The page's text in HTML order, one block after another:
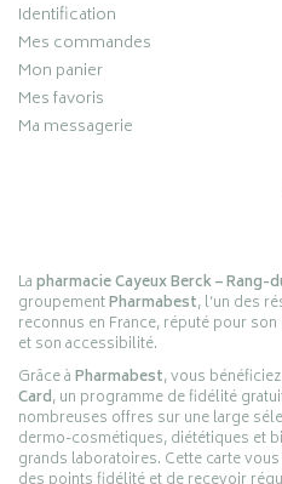
Identification
Mes commandes
Mon panier
Mes favoris
Ma messagerie
Lapharmacie Cayeux Berck – Rang-
groupementPharmabest, l’un des
reconnus en France, réputé pour
et son accessibilité.
Grâce àPharmabest, vous
Card, un programme de fidélité
nombreuses offres sur une large
dermo-cosmétiques, diététiques et
grands laboratoires. Cette carte